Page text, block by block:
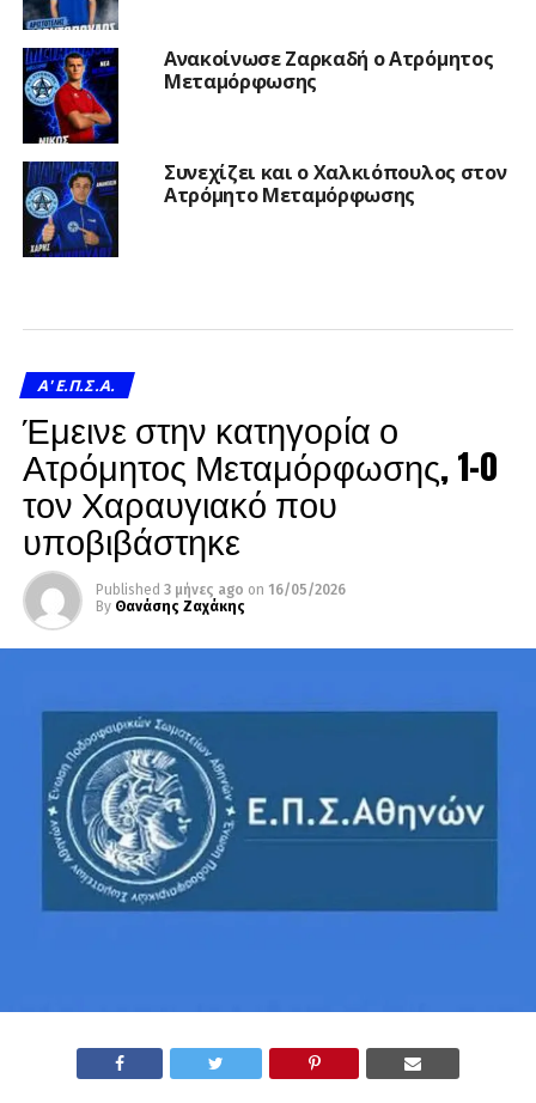
Ανακοίνωσε Ζαρκαδή ο Ατρόμητος
Μεταμόρφωσης
Συνεχίζει και ο Χαλκιόπουλος στον
Ατρόμητο Μεταμόρφωσης
A' Ε.Π.Σ.Α.
Έμεινε στην κατηγορία ο
Ατρόμητος Μεταμόρφωσης, 1-0
τον Χαραυγιακό που
υποβιβάστηκε
Published 3 μήνες ago on 16/05/2026
By Θανάσης Ζαχάκης